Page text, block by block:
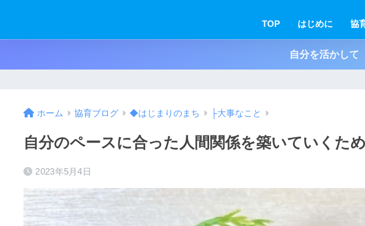
TOP はじめに 協
自分を活かし
ホーム 協育ブログ ◆はじまりのまち ├大事なこと
自分のペースに合った人間関係を築いていく
2023年5月4日